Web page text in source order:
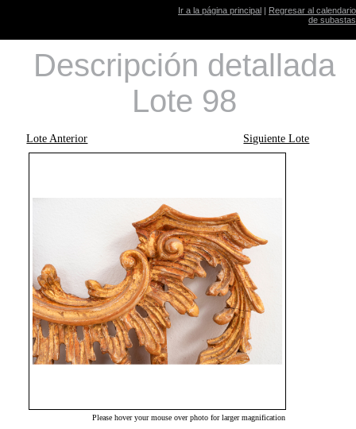
Ir a la página principal | Regresar al calendario
de subastas
Descripción detallada
Lote 98
Lote Anterior Siguiente Lote
Please hover your mouse over photo for larger magnification